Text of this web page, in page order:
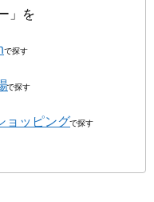
」を
ョッピング